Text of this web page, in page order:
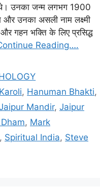
उनका जन्म लगभग 1900
उनका असली नाम लक्ष्मी
गहन भक्ति के लिए प्रसिद्ध
Reading….
, Hanuman Bhakti,
Mandir, Jaipur
, Mark
, Spiritual India, Steve